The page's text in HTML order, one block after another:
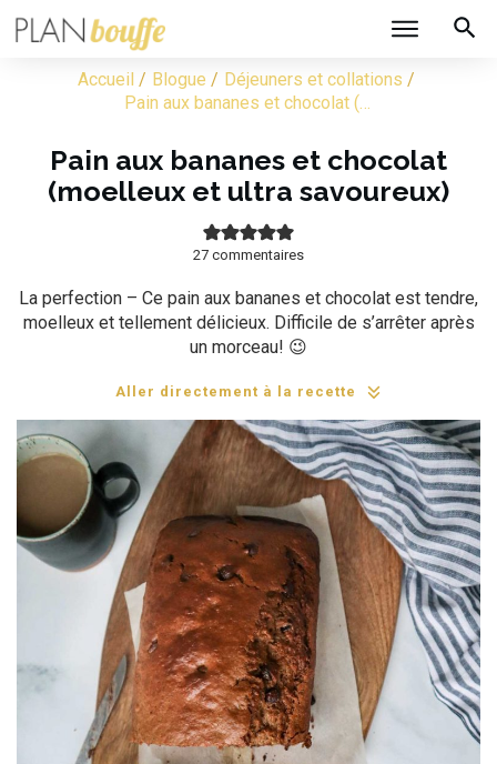
Accueil / Blogue / Déjeuners et collations /
Pain aux bananes et chocolat (moelleux et ultra savoureux)
Pain aux bananes et chocolat
(moelleux et ultra savoureux)
27 commentaires
La perfection – Ce pain aux bananes et chocolat est tendre,
moelleux et tellement délicieux. Difficile de s’arrêter après
un morceau! 😉
Aller directement à la recette